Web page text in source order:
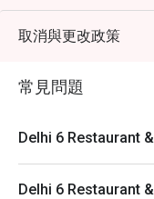
- 某些時段只提供
- 客人必須於入座
面以供同事紀錄及
取消與更改政策
常見問題
Delhi 6 Restaurant
Delhi 6 Restaurant